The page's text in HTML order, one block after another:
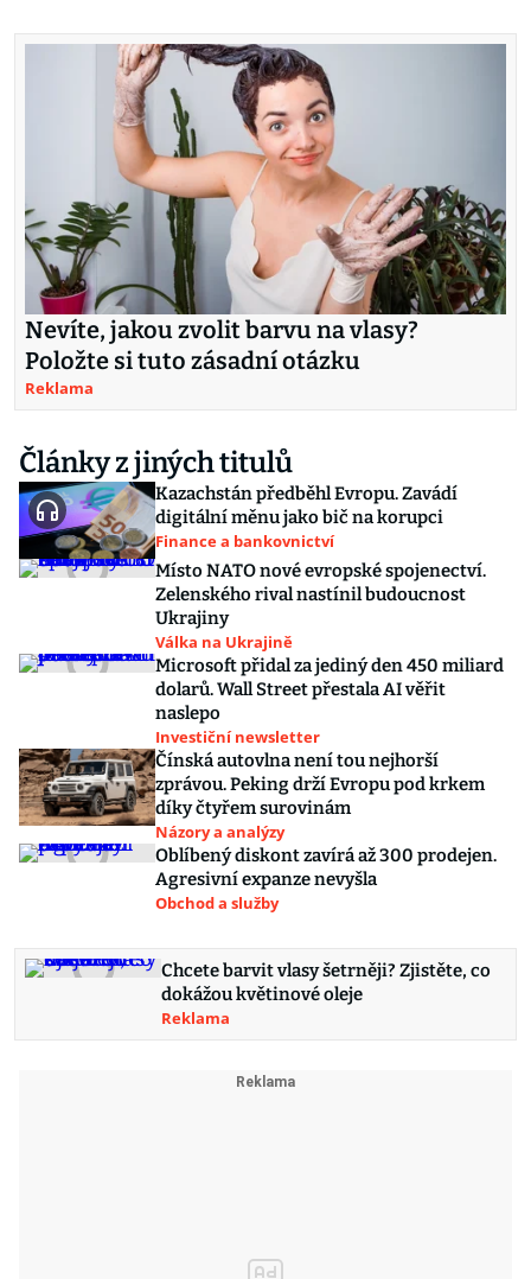
Nevíte, jakou zvolit barvu na vlasy?
Položte si tuto zásadní otázku
Reklama
Články z jiných titulů
Kazachstán předběhl Evropu. Zavádí
digitální měnu jako bič na korupci
Finance a bankovnictví
Místo NATO nové evropské spojenectví.
Zelenského rival nastínil budoucnost
Ukrajiny
Válka na Ukrajině
Microsoft přidal za jediný den 450 miliard
dolarů. Wall Street přestala AI věřit
naslepo
Investiční newsletter
Čínská autovlna není tou nejhorší
zprávou. Peking drží Evropu pod krkem
díky čtyřem surovinám
Názory a analýzy
Oblíbený diskont zavírá až 300 prodejen.
Agresivní expanze nevyšla
Obchod a služby
Chcete barvit vlasy šetrněji? Zjistěte, co
dokážou květinové oleje
Reklama